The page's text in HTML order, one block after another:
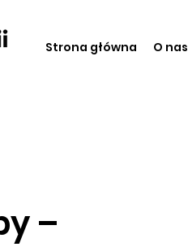
Strona główna O nas
–